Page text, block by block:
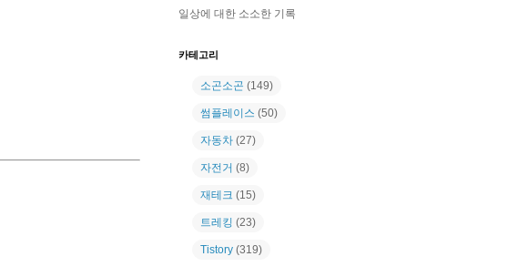
일상에 대한 소소한 기록
카테고리
소곤소곤 (149)
썸플레이스 (50)
자동차 (27)
자전거 (8)
재테크 (15)
트레킹 (23)
Tistory (319)